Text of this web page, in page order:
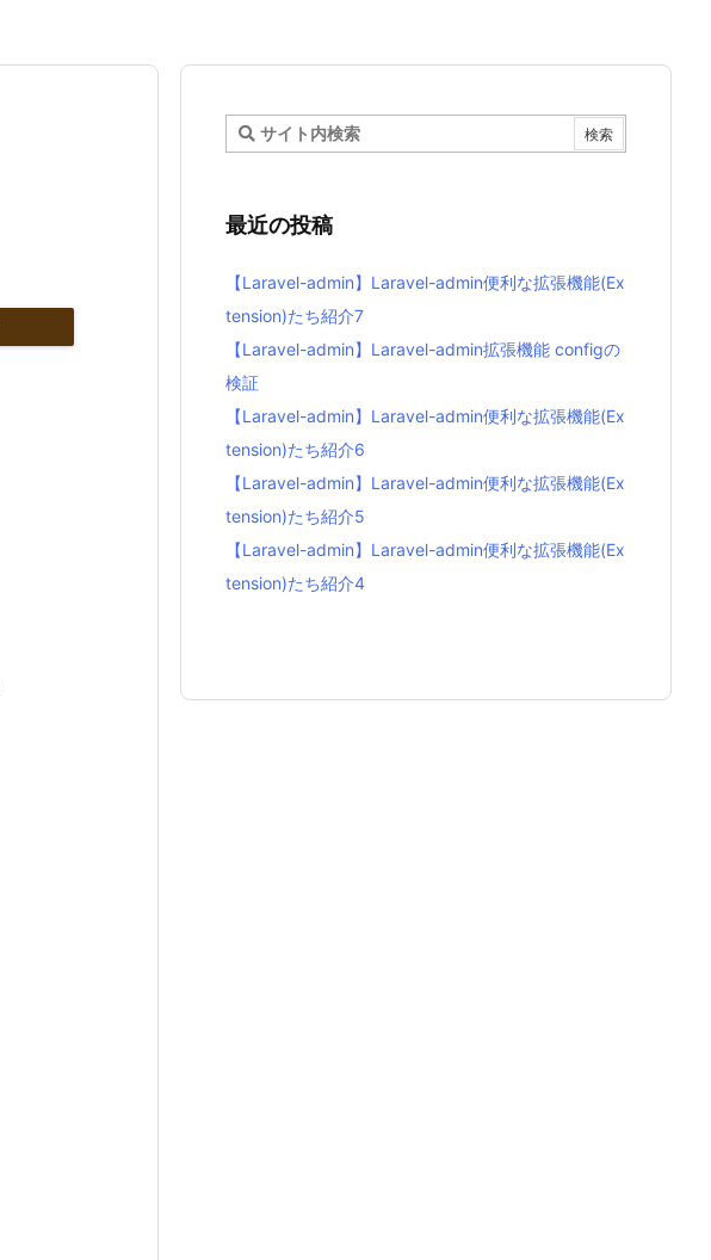
最近の投稿
【Laravel-admin】Laravel-admin便利な拡張機能(Ex
tension)たち紹介7
【Laravel-admin】Laravel-admin拡張機能 configの
検証
【Laravel-admin】Laravel-admin便利な拡張機能(Ex
tension)たち紹介6
【Laravel-admin】Laravel-admin便利な拡張機能(Ex
tension)たち紹介5
【Laravel-admin】Laravel-admin便利な拡張機能(Ex
tension)たち紹介4